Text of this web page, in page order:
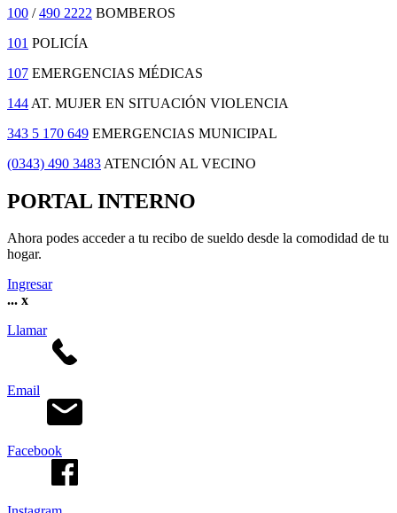
100 /490 2222 BOMBEROS
101 POLICÍA
107 EMERGENCIAS MÉDICAS
144 AT. MUJER EN SITUACIÓN VIOLENCIA
343 5 170 649 EMERGENCIAS MUNICIPAL
(0343) 490 3483 ATENCIÓN AL VECINO
PORTAL INTERNO
Ahora podes acceder a tu recibo de sueldo desde la comodidad de tu
hogar.
Ingresar
... x
Llamar
Email
Facebook